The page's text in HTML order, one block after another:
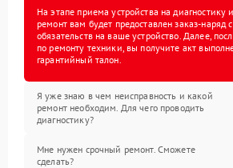
На этапе приема устройства на
ремонт вам будет предоставлен заказ-наряд
обязательств на ваше устройство. Далее,
по ремонту техники, вы получите акт
гарантийный талон.
Я уже знаю в чем неисправность и какой
ремонт необходим. Для чего проводить
диагностику?
Мне нужен срочный ремонт. Сможете
сделать?